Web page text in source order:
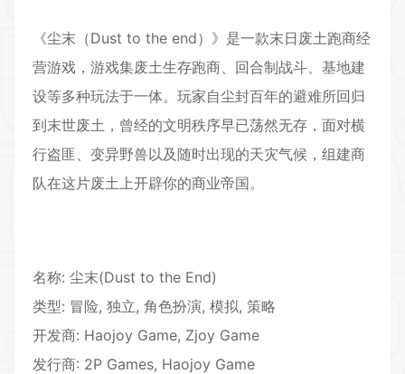
《尘末（Dust to the end）》是一款末日废土跑商经
营游戏，游戏集废土生存跑商、回合制战斗、基地建
设等多种玩法于一体。玩家自尘封百年的避难所回归
到末世废土，曾经的文明秩序早已荡然无存，面对横
行盗匪、变异野兽以及随时出现的天灾气候，组建商
队在这片废土上开辟你的商业帝国。
名称: 尘末(Dust to the End)
类型: 冒险, 独立, 角色扮演, 模拟, 策略
开发商: Haojoy Game, Zjoy Game
发行商: 2P Games, Haojoy Game